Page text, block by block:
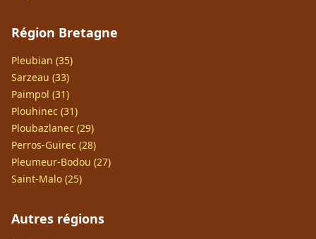
Région Bretagne
Pleubian (35)
Sarzeau (33)
Paimpol (31)
Plouhinec (31)
Ploubazlanec (29)
Perros-Guirec (28)
Pleumeur-Bodou (27)
Saint-Malo (25)
Autres régions